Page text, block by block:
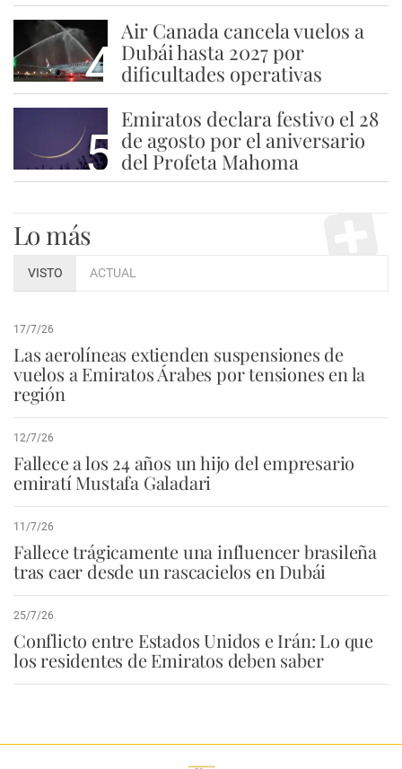
4
Air Canada cancela vuelos a
Dubái hasta 2027 por
dificultades operativas
5
Emiratos declara festivo el 28
de agosto por el aniversario
del Profeta Mahoma
Lo más
VISTO ACTUAL
17/7/26
Las aerolíneas extienden suspensiones de
vuelos a Emiratos Árabes por tensiones en la
región
12/7/26
Fallece a los 24 años un hijo del empresario
emiratí Mustafa Galadari
11/7/26
Fallece trágicamente una influencer brasileña
tras caer desde un rascacielos en Dubái
25/7/26
Conflicto entre Estados Unidos e Irán: Lo que
los residentes de Emiratos deben saber